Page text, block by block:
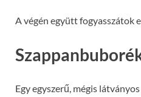
A végén együtt fogyasszátok
Egy egyszerű, mégis